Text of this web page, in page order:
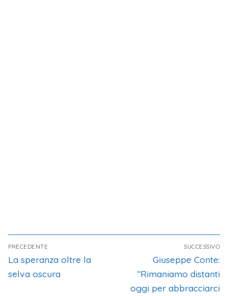
PRECEDENTE
La speranza oltre la
selva oscura
SUCCESSIVO
Giuseppe Conte:
“Rimaniamo distanti
oggi per abbracciarci